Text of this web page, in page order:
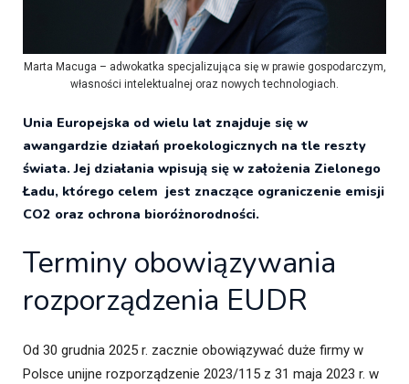
Marta Macuga – adwokatka specjalizująca się w prawie gospodarczym,
własności intelektualnej oraz nowych technologiach.
Unia Europejska od wielu lat znajduje się w
awangardzie działań proekologicznych na tle reszty
świata. Jej działania wpisują się w założenia Zielonego
Ładu, którego celem jest znaczące ograniczenie emisji
CO2 oraz ochrona bioróżnorodności.
Terminy obowiązywania
rozporządzenia EUDR
Od 30 grudnia 2025 r. zacznie obowiązywać duże firmy w
Polsce unijne rozporządzenie 2023/115 z 31 maja 2023 r. w